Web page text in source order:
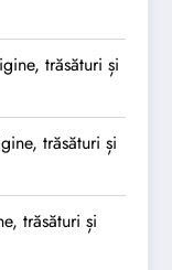
trăsături și
trăsături și
trăsături și